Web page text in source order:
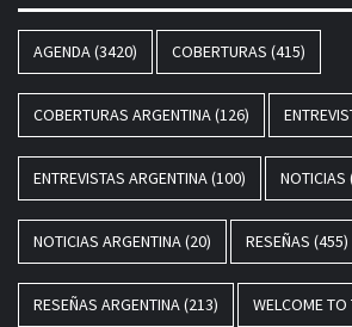
AGENDA(3420) COBERTURAS (415)
COBERTURAS ARGENTINA(126)
ENTREVISTAS ARGENTINA(100) NOTICIAS
NOTICIAS ARGENTINA(20) RESEÑAS (455)
RESEÑAS ARGENTINA(213) WELCOME TO